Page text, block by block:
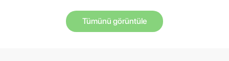
Tümünü görüntüle